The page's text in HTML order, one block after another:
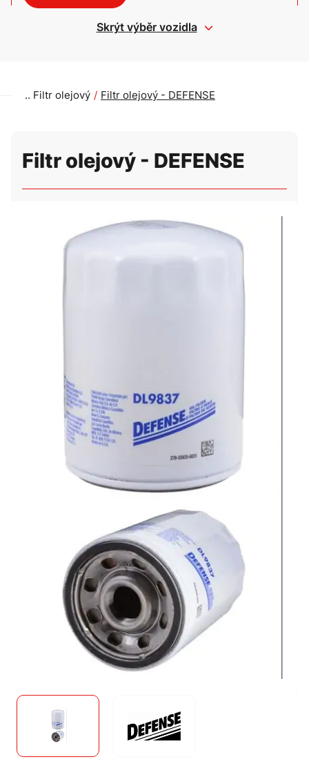
Skrýt výběr vozidla
Filtr olejový Filtr olejový - DEFENSE
Filtr olejový - DEFENSE